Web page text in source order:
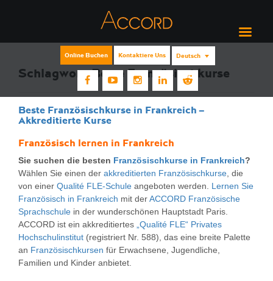
Online Buchen Kontaktiere Uns Deutsch
Schlagwort:Beste Französischkurse
Beste Französischkurse in Frankreich –
Akkreditierte Kurse
Französisch lernen in Frankreich
Sie suchen die besten Französischkurse in Frankreich?
Wählen Sie einen der akkreditierten Französischkurse , die
von einer Qualité FLE-Schule angeboten werden. Lernen Sie
Französisch in Frankreich mit derACCORD Französische
Sprachschule in der wunderschönen Hauptstadt Paris.
ACCORD ist ein akkreditiertes „Qualité FLE“ Privates
Hochschulinstitut (registriert Nr. 588), das eine breite Palette
an Französischkursen für Erwachsene, Jugendliche,
Familien und Kinder anbietet.